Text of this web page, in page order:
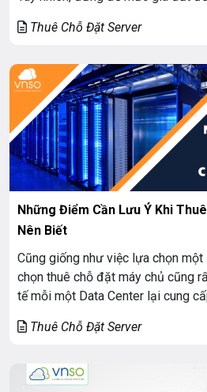
Thuê máy chủ […]
Thuê Chỗ Đặt Server
Những Điểm Cần Lưu Ý Khi
Nên Biết
Cũng giống như việc lựa chọn
chọn thuê chỗ đặt máy chủ cũng
tế mỗi một Data Center lại cung
chọn một chỗ đặt hợp lý lại […]
Thuê Chỗ Đặt Server